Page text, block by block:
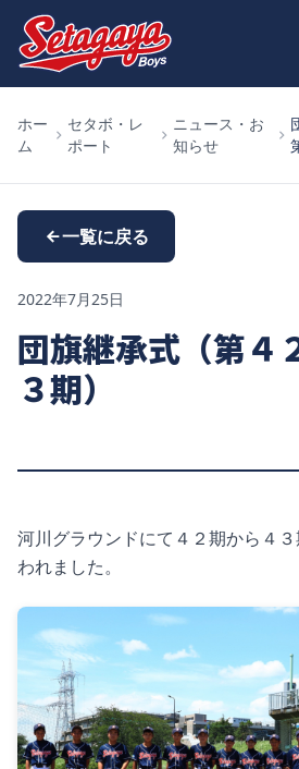
ホー
ム
セタボ・レ
ポート
ニュース・お
知らせ
一覧に戻る
2022年7月25日
団旗継承式（第４
３期）
河川グラウンドにて４２期から４
われました。